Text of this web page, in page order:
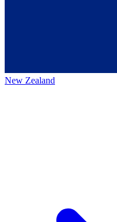
New Zealand